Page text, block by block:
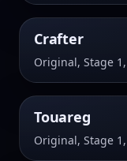
Crafter
Original, Stage 1,
Touareg
Original, Stage 1,